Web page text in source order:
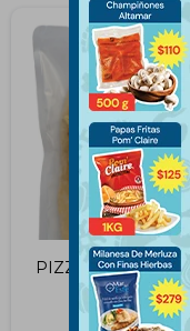
PIZZA MUZZ
260GR
$ 335